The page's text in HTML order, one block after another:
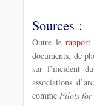
Sources :
Outre le
documents, de
sur l’incident
associations
comme Pilots for